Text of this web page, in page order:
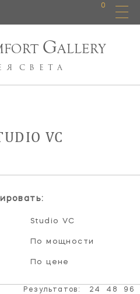
0
GALLERY
СВЕТА
VC
Studio VC
По мощности
По цене
Результатов: 24 48 96